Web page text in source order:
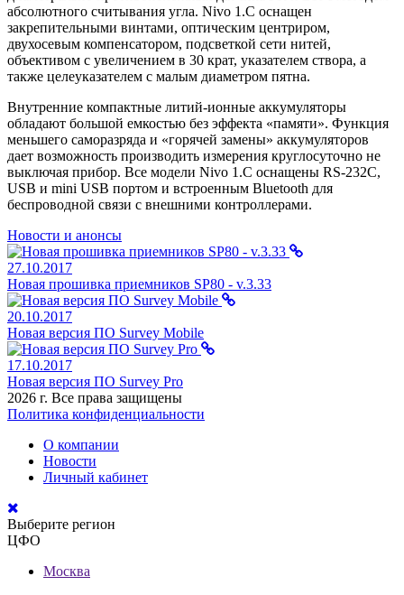
абсолютного считывания угла. Nivo 1.C оснащен
закрепительными винтами, оптическим центриром,
двухосевым компенсатором, подсветкой сети нитей,
объективом с увеличением в 30 крат, указателем створа, а
также целеуказателем с малым диаметром пятна.
Внутренние компактные литий-ионные аккумуляторы
обладают большой емкостью без эффекта «памяти». Функция
меньшего саморазряда и «горячей замены» аккумуляторов
дает возможность производить измерения круглосуточно не
выключая прибор. Все модели Nivo 1.C оснащены RS-232С,
USB и mini USB портом и встроенным Bluetooth для
беспроводной связи с внешними контроллерами.
Новости и анонсы
27.10.2017
Новая прошивка приемников SP80 - v.3.33
20.10.2017
Новая версия ПО Survey Mobile
17.10.2017
Новая версия ПО Survey Pro
2026 г. Все права защищены
Политика конфиденциальности
О компании
Новости
Личный кабинет
Выберите регион
ЦФО
Москва